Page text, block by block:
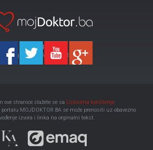
Ka-Agencija
Copyright 2026 All Right Reserved
ove stranice slažete se sa Uslovima korištenja
MOJDOKTOR.BA se može prenositi uz obavezno
izvora i linka na orginalni tekst.